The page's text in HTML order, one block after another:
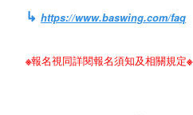
↳ https://www.baswing.com/faq
※報名視同詳閱報名須知及相關規定※